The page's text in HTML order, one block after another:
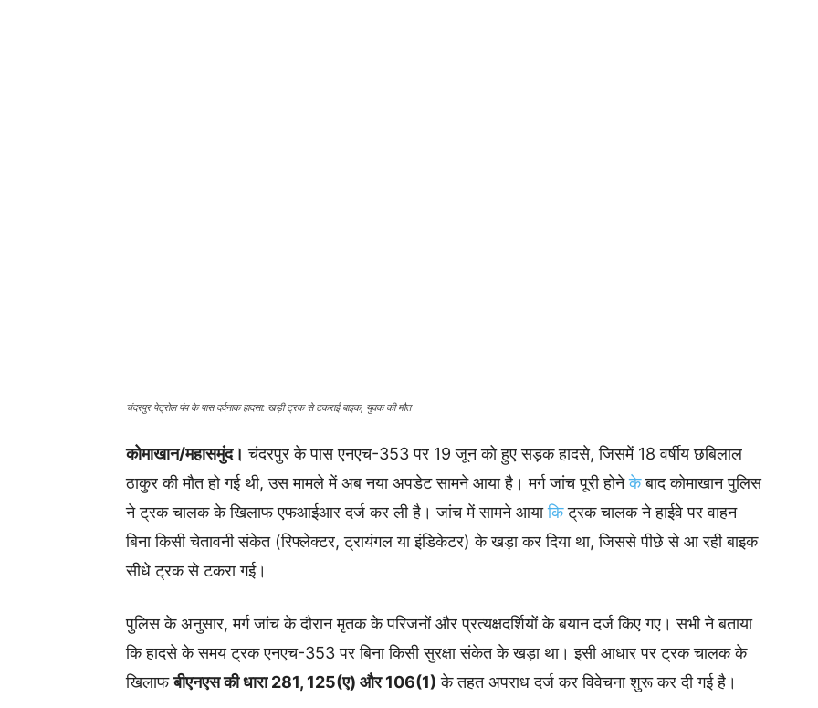
चंदरपुर पेट्रोल पंप के पास दर्दनाक हादसा: खड़ी ट्रक से टकराई बाइक, युवक की मौत
कोमाखान/महासमुंद। चंदरपुर के पास एनएच-353 पर 19 जून को हुए सड़क हादसे, जिसमें 18 वर्षीय छबिलाल
ठाकुर की मौत हो गई थी, उस मामले में अब नया अपडेट सामने आया है। मर्ग जांच पूरी होनेकेबाद कोमाखान पुलिस
ने ट्रक चालक के खिलाफ एफआईआर दर्ज कर ली है। जांच में सामने आयाकिट्रक चालक ने हाईवे पर वाहन
बिना किसी चेतावनी संकेत (रिफ्लेक्टर, ट्रायंगल या इंडिकेटर) के खड़ा कर दिया था, जिससे पीछे से आ रही बाइक
सीधे ट्रक से टकरा गई।
पुलिस के अनुसार, मर्ग जांच के दौरान मृतक के परिजनों और प्रत्यक्षदर्शियों के बयान दर्ज किए गए। सभी ने बताया
कि हादसे के समय ट्रक एनएच-353 पर बिना किसी सुरक्षा संकेत के खड़ा था। इसी आधार पर ट्रक चालक के
खिलाफबीएनएस की धारा 281, 125(ए) और 106(1) के तहत अपराध दर्ज कर विवेचना शुरू कर दी गई है।